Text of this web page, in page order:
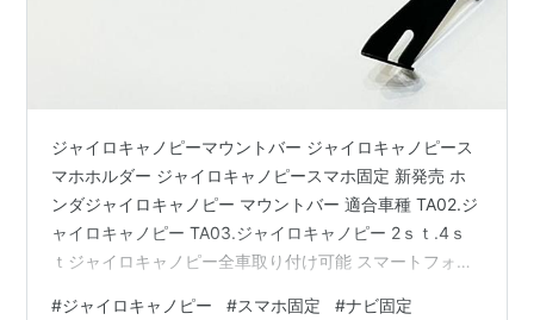
ジャイロキャノピーマウントバー ジャイロキャノピース
マホホルダー ジャイロキャノピースマホ固定 新発売 ホ
ンダジャイロキャノピー マウントバー 適合車種 TA02.ジ
ャイロキャノピー TA03.ジャイロキャノピー 2ｓｔ.4ｓ
ｔジャイロキャノピー全車取り付け可能 スマートフォ
#ジャイロキャノピー #スマホ固定 #ナビ固定